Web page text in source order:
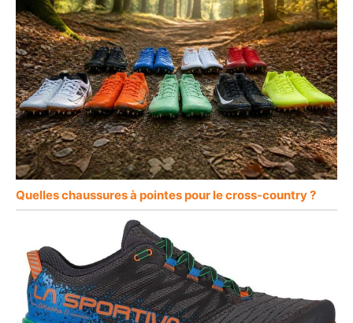
Quelles chaussures à pointes pour le cross-country ?